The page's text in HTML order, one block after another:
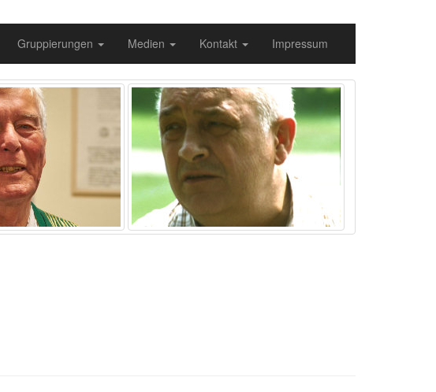
Gruppierungen Medien Kontakt Impressum